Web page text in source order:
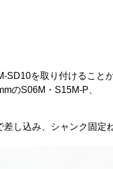
を取り付けることが
のS06M・S15M-P、
し込み、シャンク固定